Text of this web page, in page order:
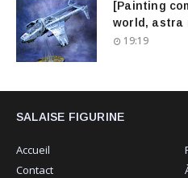
[Painting
world, astra
19:19
SALAISE FIGURINE
Accueil
Contact